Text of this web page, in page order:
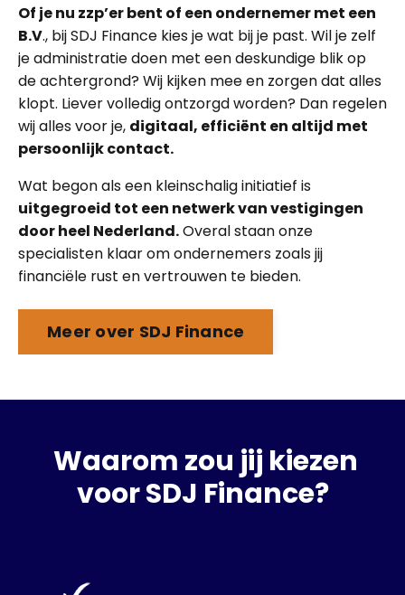
Of je nu zzp’er bent of een ondernemer met een
B.V., bij SDJ Finance kies je wat bij je past. Wil je zelf
je administratie doen met een deskundige blik op
de achtergrond? Wij kijken mee en zorgen dat alles
klopt. Liever volledig ontzorgd worden? Dan regelen
wij alles voor je, digitaal, efficiënt en altijd met
persoonlijk contact.
Wat begon als een kleinschalig initiatief is
uitgegroeid tot een netwerk van vestigingen
door heel Nederland.Overal staan onze
specialisten klaar om ondernemers zoals jij
financiële rust en vertrouwen te bieden.
Meer over SDJ Finance
Waarom zou jij kiezen
voor SDJ Finance?